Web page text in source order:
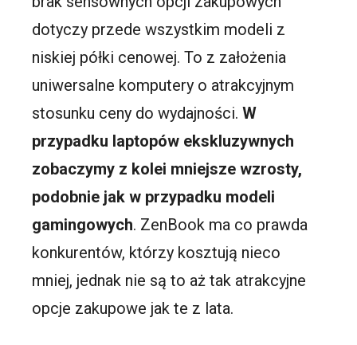
dotyczy przede wszystkim modeli z
niskiej półki cenowej. To z założenia
uniwersalne komputery o atrakcyjnym
stosunku ceny do wydajności.W
przypadku laptopów ekskluzywnych
zobaczymy z kolei mniejsze wzrosty,
podobnie jak w przypadku modeli
gamingowych. ZenBook ma co prawda
konkurentów, którzy kosztują nieco
mniej, jednak nie są to aż tak atrakcyjne
opcje zakupowe jak te z lata.